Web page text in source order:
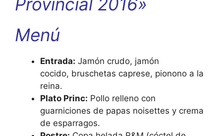
Menú
Entrada: Jamón crudo, jamón
cocido, bruschetas caprese, pionono a la
reina.
Plato Princ: Pollo relleno con
guarniciones de papas noisettes y crema
de esparragos.